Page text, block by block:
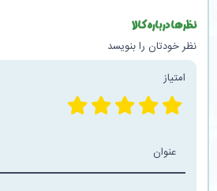
نظرها درباره کالا
نظر خودتان را بنویسد
امتیاز
عنوان